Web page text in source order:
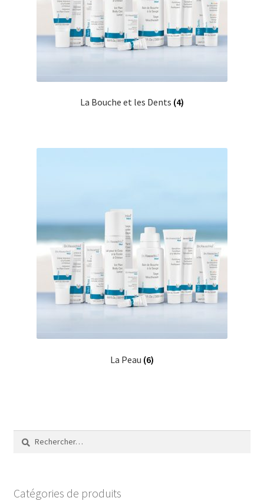
La Bouche et les Dents (4)
La Peau (6)
Rechercher :
Catégories de produits